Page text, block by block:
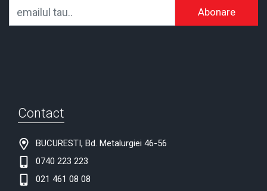
Abonare
Contact
BUCURESTI, Bd. Metalurgiei 46-56
0740 223 223
021 461 08 08